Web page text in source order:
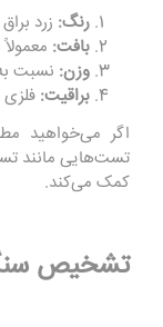
رنگ: زرد
بافت:
وزن: نسبت
براقیت:
اگر می‌خواهید
تست‌هایی مانند
کمک می‌کند.
تشخیص